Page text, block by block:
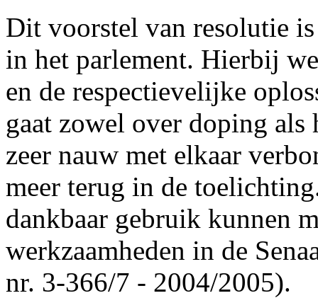
Dit voorstel van resolutie
in het parlement. Hierbij
en de respectievelijke
gaat zowel over doping als
zeer nauw met elkaar
meer terug in de
dankbaar gebruik kunnen
werkzaamheden in de
nr. 3-366/7 - 2004/2005).